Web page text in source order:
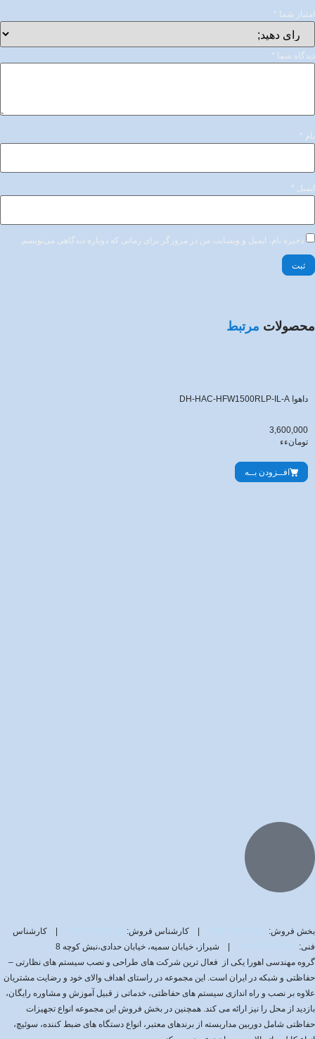
امتیاز شما *
دیدگاه شما *
نام *
ایمیل *
ذخیره نام، ایمیل و وبسایت من در مرورگر برای زمانی که دوباره دیدگاهی می‌نویسم.
محصولات مرتبط
داهوا DH-HAC-HFW1500RLP-IL-A
3,600,000
تومانءء
افــزودن بــه
بخش فروش: | کارشناس فروش:
| کارشناس
فنی:
| شیراز، خیابان سمیه، خیابان حدادی،نبش کوچه 8
گروه مهندسی اهورا یکی از فعال ترین شرکت های طراحی و نصب سیستم های نظارتی –
حفاظتی و شبکه در ایران است. این مجموعه در راستای اهداف والای خود و رضایت مشتریان
علاوه بر نصب و راه اندازی سیستم های حفاظتی، خدماتی ز قبیل آموزش و مشاوره رایگان،
بازدید از محل را نیز ارائه می کند. همچنین در بخش فروش این مجموعه انواع تجهیزات
حفاظتی شامل دوربین مداربسته از برندهای معتبر، انواع دستگاه های ضبط کننده، سوئیچ،